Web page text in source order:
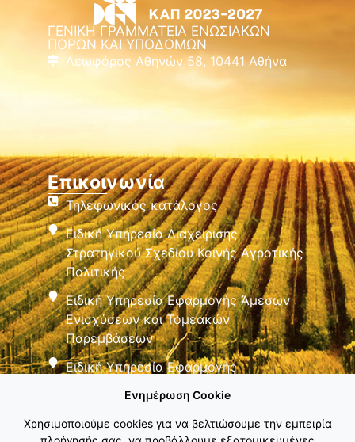
ΓΕΝΙΚΗ ΓΡΑΜΜΑΤΕΙΑ ΕΝΩΣΙΑΚΩΝ
ΠΟΡΩΝ ΚΑΙ ΥΠΟΔΟΜΩΝ
Λεωφόρος Αθηνών 58, 10441 Αθήνα
Επικοινωνία
Τηλεφωνικός κατάλογος
Ειδική Υπηρεσία Διαχείρισης
Στρατηγικού Σχεδίου Κοινής Αγροτικής
Πολιτικής
Ειδική Υπηρεσία Εφαρμογής Άμεσων
Ενισχύσεων και Τομεακών
Παρεμβάσεων
Ειδική Υπηρεσία Εφαρμογής
Ενημέρωση Cookie
Χρησιμοποιούμε cookies για να βελτιώσουμε την εμπειρία